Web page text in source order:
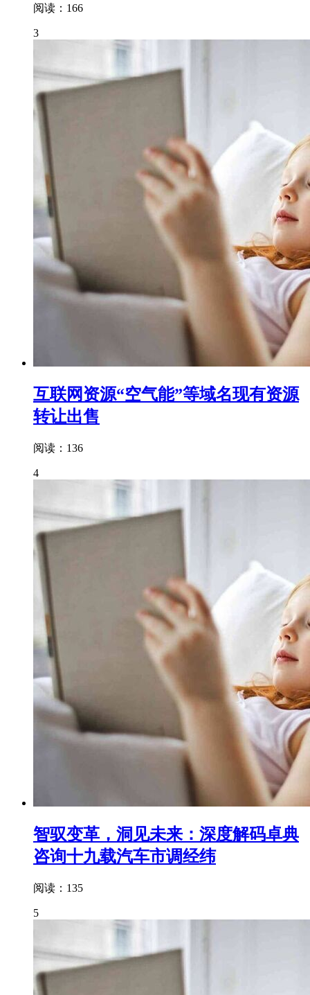
阅读：166
3
互联网资源“空气能”等域名现有资源
转让出售
阅读：136
4
智驭变革，洞见未来：深度解码卓典
咨询十九载汽车市调经纬
阅读：135
5